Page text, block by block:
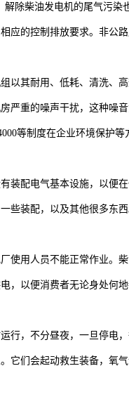
除柴油发电机的尾气污染
应的控制排放要求。非公
以其耐用、低耗、清洗、
严重的噪声干扰，这种噪
等制度在企业环境保护等
装配电气基本设施，以便
些装配，以及其他很多东
使用人员不能正常作业。
，以便消费者无论身处何
行，不分昼夜，一旦停电
它们会起动救生装备，氧